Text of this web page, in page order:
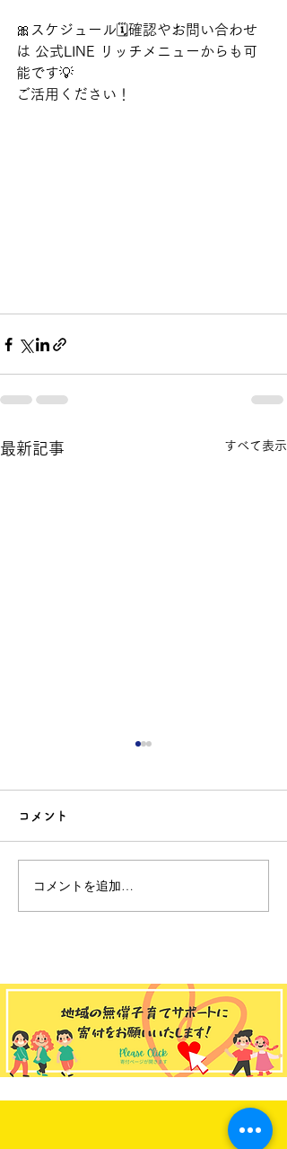
🎀スケジュール🗓️確認やお問い合わせ
は 公式LINE リッチメニューからも可
能です💡
ご活用ください！
最新記事 すべて表示
ゆうゆう和田館 2026年
コメント
コメントを追加…